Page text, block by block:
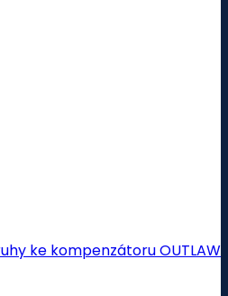
ke kompenzátoru OUTLAW